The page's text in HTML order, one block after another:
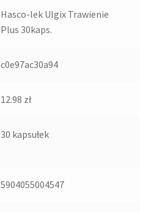
Hasco-lek Ulgix Trawienie
Plus 30kaps.
c0e97ac30a94
12.98 zł
30 kapsułek
5904055004547